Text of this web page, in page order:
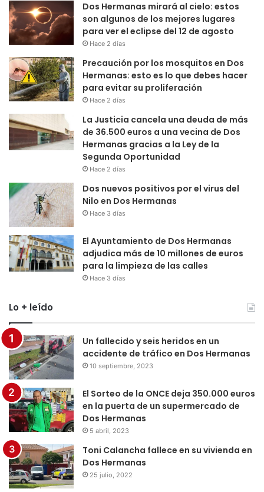
Dos Hermanas mirará al cielo: estos
son algunos de los mejores lugares
para ver el eclipse del 12 de agosto
Hace 2 días
Precaución por los mosquitos en Dos
Hermanas: esto es lo que debes hacer
para evitar su proliferación
Hace 2 días
La Justicia cancela una deuda de más
de 36.500 euros a una vecina de Dos
Hermanas gracias a la Ley de la
Segunda Oportunidad
Hace 2 días
Dos nuevos positivos por el virus del
Nilo en Dos Hermanas
Hace 3 días
El Ayuntamiento de Dos Hermanas
adjudica más de 10 millones de euros
para la limpieza de las calles
Hace 3 días
Lo + leído
Un fallecido y seis heridos en un
accidente de tráfico en Dos Hermanas
10 septiembre, 2023
El Sorteo de la ONCE deja 350.000 euros
en la puerta de un supermercado de
Dos Hermanas
5 abril, 2023
Toni Calancha fallece en su vivienda en
Dos Hermanas
25 julio, 2022